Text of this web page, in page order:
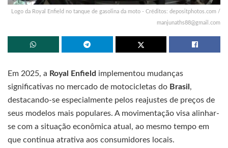
Logo da Royal Enfield no tanque de gasolina da moto - Créditos: depositphotos.com /
manjunaths88@gmail.com
Em 2025, a Royal Enfield implementou mudanças
significativas no mercado de motocicletas do Brasil ,
destacando-se especialmente pelos reajustes de preços de
seus modelos mais populares. A movimentação visa alinhar-
se com a situação econômica atual, ao mesmo tempo em
que continua atrativa aos consumidores locais.